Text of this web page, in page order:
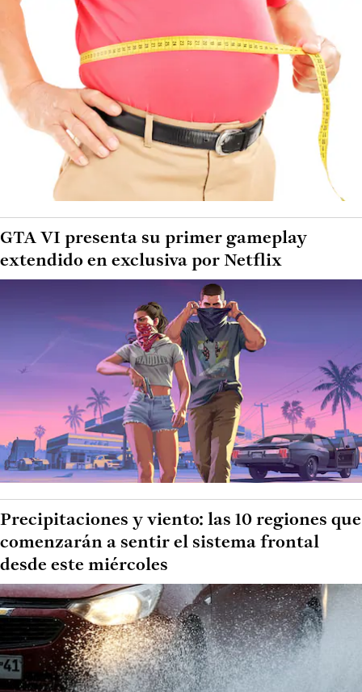
GTA VI presenta su primer gameplay
extendido en exclusiva por Netflix
Precipitaciones y viento: las 10 regiones que
comenzarán a sentir el sistema frontal
desde este miércoles